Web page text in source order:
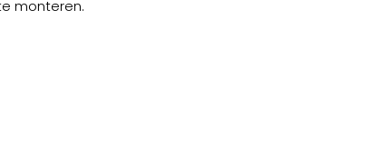
monteren.